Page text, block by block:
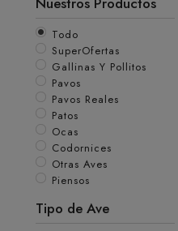
Todo
SuperOfertas
Gallinas Y Pollitos
Pavos
Pavos Reales
Patos
Ocas
Codornices
Otras Aves
Piensos
Tipo de Ave